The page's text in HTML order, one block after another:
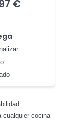
€
cualquier cocina